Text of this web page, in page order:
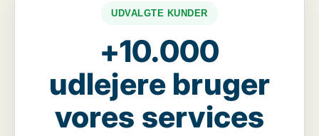
UDVALGTE KUNDER
+10.000
udlejere bruger
vores services